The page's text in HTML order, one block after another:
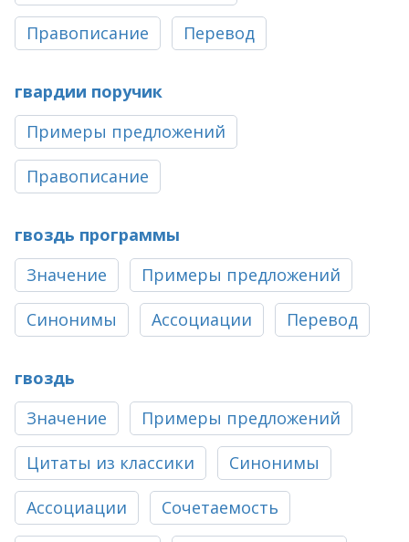
Правописание Перевод
гвардии поручик
Примеры предложений
Правописание
гвоздь программы
Значение
Примеры предложений
Синонимы Ассоциации Перевод
гвоздь
Значение
Примеры предложений
Цитаты из классики Синонимы
Ассоциации Сочетаемость